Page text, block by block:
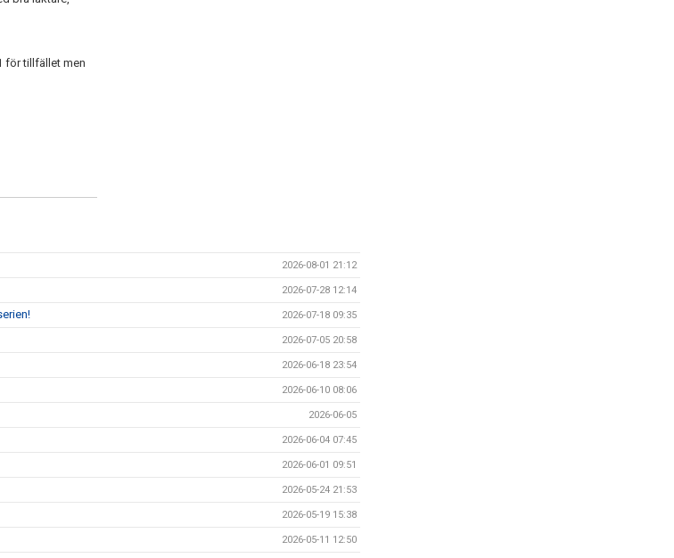
för tillfället men
2026-08-01 21:12
2026-07-28 12:14
2026-07-18 09:35
2026-07-05 20:58
2026-06-18 23:54
2026-06-10 08:06
2026-06-05
2026-06-04 07:45
2026-06-01 09:51
2026-05-24 21:53
2026-05-19 15:38
2026-05-11 12:50